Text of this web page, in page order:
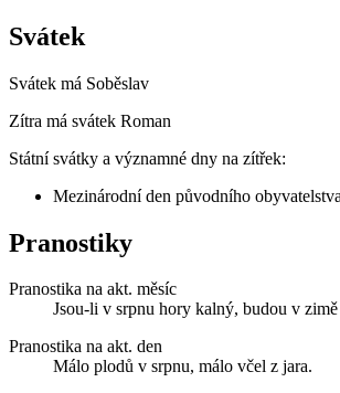
Svátek
Svátek má Soběslav
Zítra má svátek Roman
Státní svátky a významné dny na zítřek:
Mezinárodní den původního obyvatelstva
Pranostiky
Pranostika na akt. měsíc
Jsou-li v srpnu hory kalný, budou v
Pranostika na akt. den
Málo plodů v srpnu, málo včel z jara.